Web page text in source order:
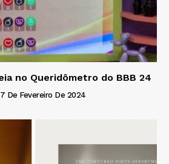
no Queridômetro do BBB 24
De Fevereiro De 2024